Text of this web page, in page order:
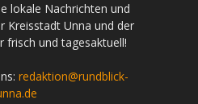
lokale Nachrichten und
Kreisstadt Unna und der
frisch und tagesaktuell!
redaktion@rundblick-